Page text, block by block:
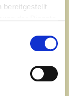
bereitgestellt